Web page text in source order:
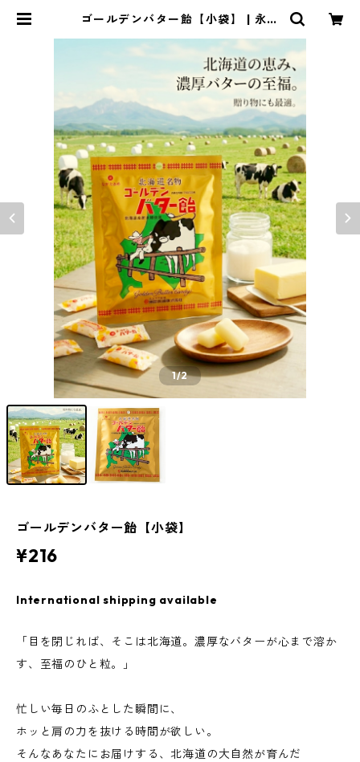
ゴールデンバター飴【小袋】 | 永田
1/2
ゴールデンバター飴【小袋】
¥216
International shipping available
「目を閉じれば、そこは北海道。濃厚なバターが心まで溶か
す、至福のひと粒。」
忙しい毎日のふとした瞬間に、
ホッと肩の力を抜ける時間が欲しい。
そんなあなたにお届けする、北海道の大自然が育んだ